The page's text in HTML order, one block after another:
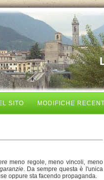
SITO MODIFICHE RECENTI
meno regole, meno vincoli, meno
. Da sempre questa è l'unica
oppure sta facendo propaganda.